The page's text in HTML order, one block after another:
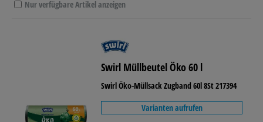
Nur verfügbare Artikel anzeigen
Swirl Müllbeutel Öko 60 l
Swirl Öko-Müllsack Zugband 60l 8St 217394
Varianten aufrufen